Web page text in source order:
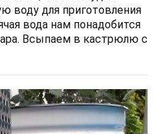
воду для приготовления
вода нам понадобится
Всыпаем в кастрюлю с